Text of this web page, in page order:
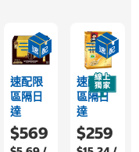
速配限
區隔日
達
$569
速配限
區隔日
達
$259